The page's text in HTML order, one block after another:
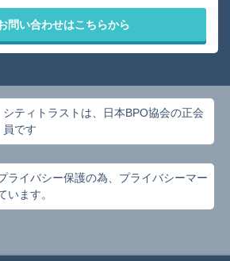
問い合わせはこちらから
シティトラストは、日本BPO協会の正会
員です
ライバシー保護の為、プライバシーマー
います。